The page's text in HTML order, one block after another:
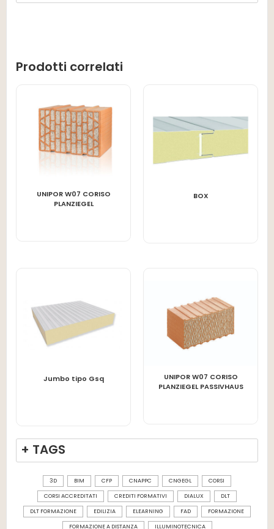
Prodotti correlati
LEGGI TUTTO
UNIPOR W07 CORISO
PLANZIEGEL
LEGGI TUTTO
BOX
LEGGI TUTTO
Jumbo tipo Gsq LEGGI TUTTO
UNIPOR W07 CORISO
PLANZIEGEL PASSIVHAUS
+ TAGS
3D BIM CFP CNAPPC CNGEGL CORSI
CORSI ACCREDITATI CREDITI FORMATIVI DIALUX DLT
DLT FORMAZIONE EDILIZIA ELEARNING FAD FORMAZIONE
FORMAZIONE A DISTANZA ILLUMINOTECNICA